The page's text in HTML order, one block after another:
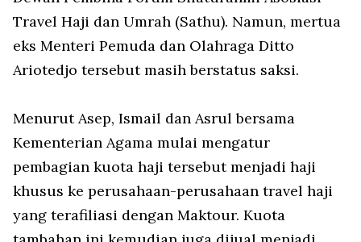
Travel Haji dan Umrah (Sathu). Namun, mertua
eks Menteri Pemuda dan Olahraga Ditto
Ariotedjo tersebut masih berstatus saksi.
Menurut Asep, Ismail dan Asrul bersama
Kementerian Agama mulai mengatur
pembagian kuota haji tersebut menjadi haji
khusus ke perusahaan-perusahaan travel haji
yang terafiliasi dengan Maktour. Kuota